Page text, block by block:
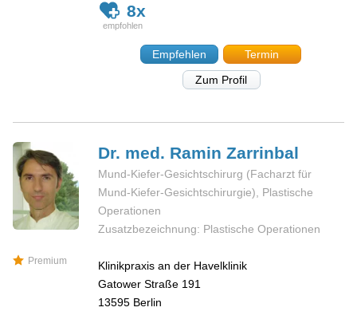
8x
Empfehlen
Termin
Zum Profil
Premium
Dr. med. RaminZarrinbal
Mund-Kiefer-Gesichtschirurg (Facharzt für
Mund-Kiefer-Gesichtschirurgie), Plastische
Operationen
Zusatzbezeichnung: Plastische Operationen
Klinikpraxis an der Havelklinik
Gatower Straße 191
13595 Berlin